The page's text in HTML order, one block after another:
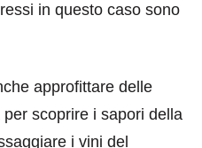
in questo caso sono
approfittare delle
scoprire i sapori della
i vini del